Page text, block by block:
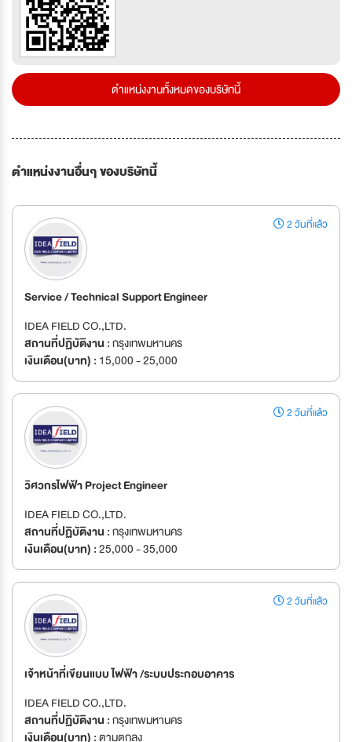
ตำแหน่งงานทั้งหมดของบริษัทนี้
ตำแหน่งงานอื่นๆ ของบริษัทนี้
2 วันที่แล้ว
Service / Technical Support Engineer
IDEA FIELD CO.,LTD.
สถานที่ปฏิบัติงาน :กรุงเทพมหานคร
เงินเดือน(บาท) : 15,000 - 25,000
2 วันที่แล้ว
วิศวกรไฟฟ้า Project Engineer
IDEA FIELD CO.,LTD.
สถานที่ปฏิบัติงาน :กรุงเทพมหานคร
เงินเดือน(บาท) :25,000 - 35,000
2 วันที่แล้ว
เจ้าหน้าที่เขียนแบบ ไฟฟ้า /ระบบประกอบอาคาร
IDEA FIELD CO.,LTD.
สถานที่ปฏิบัติงาน :กรุงเทพมหานคร
เงินเดือน(บาท) :ตามตกลง